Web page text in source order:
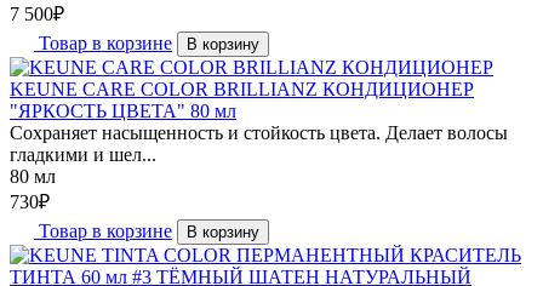
7 500₽
Товар в корзине
В корзину
KEUNE CARE COLOR BRILLIANZ КОНДИЦИОНЕР
"ЯРКОСТЬ ЦВЕТА" 80 мл
Сохраняет насыщенность и стойкость цвета. Делает волосы
гладкими и шел...
80 мл
730₽
Товар в корзине
В корзину